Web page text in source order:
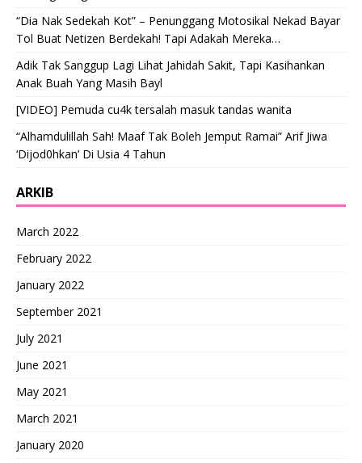
“Dia Nak Sedekah Kot” – Penunggang Motosikal Nekad Bayar
Tol Buat Netizen Berdekah! Tapi Adakah Mereka…
Adik Tak Sanggup Lagi Lihat Jahidah Sakit, Tapi Kasihankan
Anak Buah Yang Masih Bayl
[VIDEO] Pemuda cu4k tersalah masuk tandas wanita
“Alhamdulillah Sah! Maaf Tak Boleh Jemput Ramai” Arif Jiwa
‘Dijod0hkan’ Di Usia 4 Tahun
ARKIB
March 2022
February 2022
January 2022
September 2021
July 2021
June 2021
May 2021
March 2021
January 2020